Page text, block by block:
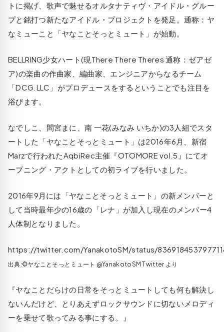
トに掲げ、歌声で魅せるオルタナティヴ・アイドル・グルー
プと銘打つ新たなアイドル・プロジェクトを発足。通称：ヤ
なミューこと「ヤなことそっとミュート」が始動。
BELLRING少女ハート(現There There Theres 通称：ゼアゼ
ア)の楽曲の作曲家、編曲家、エンジニアからなるチーム
「DCG.LLC」がプロデュースをするということでも注目を
浴びます。
なでしこ、間宮まに、南 一花(みなみ いちか)の3人組でスタ
ートした「ヤなことそっとミュート」は2016年6月、新宿
Marzで行われたAqbiRec主催『OTOMORE vol.5』にてオ
ープニング・アクトとしての初ライブを行いました。
2016年9月には「ヤなことそっとミュート」の新メンバーと
して当時最年少の16歳の「レナ」が加入し現在のメンバー4
人体制となりました。
https://twitter.com/YanakotoSM/status/
出典:©ヤなことそっとミュート‏ @YanakotoSM Twitter より
『ヤなことだらけの日常をそっとミュートしても何も解決し
ないんだけど、とりあえずロックサウンドに切ないメロディ
ーを乗せて歌ってみる事にする。』